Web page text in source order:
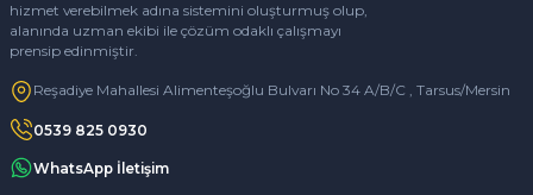
hizmet verebilmek adına sistemini oluşturmuş olup,
alanında uzman ekibi ile çözüm odaklı çalışmayı
prensip edinmiştir.
Reşadiye Mahallesi Alimenteşoğlu Bulvarı No 34 A/B/C , Tarsus/Mersin
0539 825 0930
WhatsApp İletişim